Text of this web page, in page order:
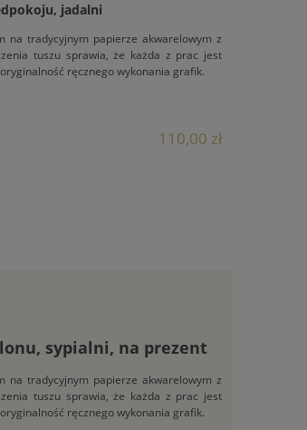
jadalni
na tradycyjnym papierze akwarelowym z
tuszu sprawia, że każda z prac jest
ręcznego wykonania grafik.
110,00 zł
sypialni, na prezent
na tradycyjnym papierze akwarelowym z
tuszu sprawia, że każda z prac jest
ręcznego wykonania grafik.